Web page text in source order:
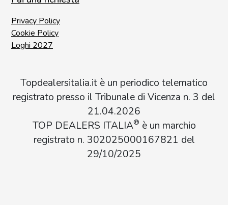
Privacy Policy
Cookie Policy
Loghi 2027
Topdealersitalia.it è un periodico telematico
registrato presso il Tribunale di Vicenza n. 3 del
21.04.2026
TOP DEALERS ITALIA® è un marchio
registrato n. 302025000167821 del
29/10/2025